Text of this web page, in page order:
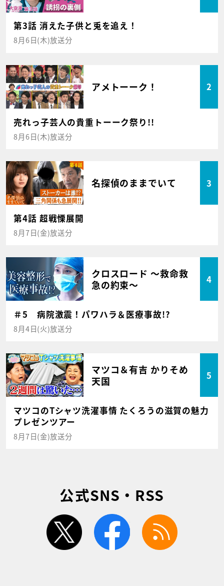
第3話 消えた子供と兎を追え！
8月6日(木)放送分
アメトーーク！ 2
売れっ子芸人の貴重トーーク祭り!!
8月6日(木)放送分
名探偵のままでいて 3
第4話 超戦慄展開
8月7日(金)放送分
クロスロード ～救命救
急の約束～
4
＃5 病院激震！パワハラ＆医療事故!?
8月4日(火)放送分
マツコ＆有吉 かりそめ
天国
5
マツコのTシャツ洗濯事情 たくろうの滋賀の魅力
プレゼンツアー
8月7日(金)放送分
公式SNS・RSS
twitter facebook